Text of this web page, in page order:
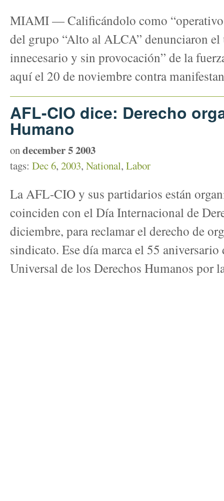
MIAMI — Calificándolo como “operativo
del grupo “Alto al ALCA” denunciaron el
innecesario y sin provocación” de la
aquí el 20 de noviembre contra
AFL-CIO dice: Derecho
Humano
ondecember 5 2003
tags: Dec 6, 2003, National, Labor
La AFL-CIO y sus partidarios están
coinciden con el Día Internacional de
diciembre, para reclamar el derecho de
sindicato. Ese día marca el 55
Universal de los Derechos Humanos por